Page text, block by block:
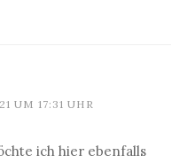
UM 17:31 UHR
ich hier ebenfalls